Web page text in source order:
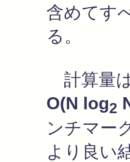
含めてす
る。
計算量
O(N log2
ンチマー
より良い